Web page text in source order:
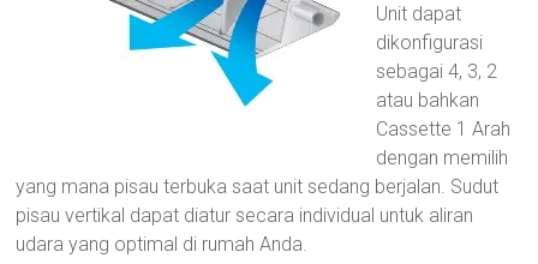
Unit dapat
dikonfigurasi
sebagai 4, 3, 2
atau bahkan
Cassette 1 Arah
dengan memilih
yang mana pisau terbuka saat unit sedang berjalan. Sudut
pisau vertikal dapat diatur secara individual untuk aliran
udara yang optimal di rumah Anda.